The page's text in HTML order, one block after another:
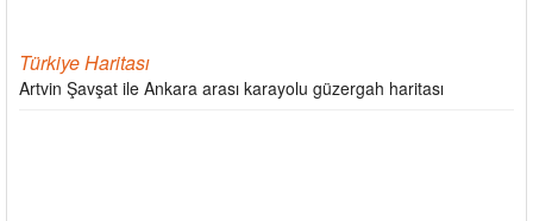
Türkiye Haritası
Artvin Şavşat ile Ankara arası karayolu güzergah haritası